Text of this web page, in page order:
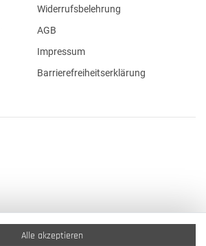
Widerrufsbelehrung
AGB
Impressum
Barrierefreiheitserklärung
Alle akzeptieren